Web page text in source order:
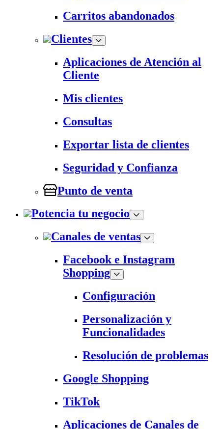
Carritos abandonados
Clientes
Aplicaciones de Atención al
Cliente
Mis clientes
Consultas
Exportar lista de clientes
Seguridad y Confianza
Punto de venta
Potencia tu negocio
Canales de ventas
Facebook e Instagram
Shopping
Configuración
Personalización y
Funcionalidades
Resolución de problemas
Google Shopping
TikTok
Aplicaciones de Canales de